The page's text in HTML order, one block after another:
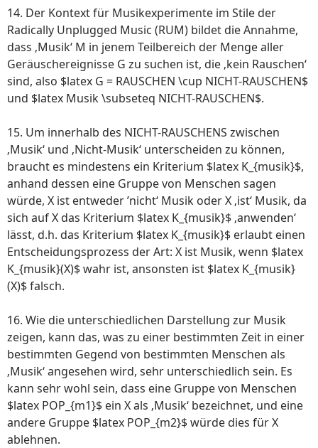
14. Der Kontext für Musikexperimente im Stile der
Radically Unplugged Music (RUM) bildet die Annahme,
dass ‚Musik‘ M in jenem Teilbereich der Menge aller
Geräuschereignisse G zu suchen ist, die ‚kein Rauschen‘
sind, also $latex G = RAUSCHEN \cup NICHT-RAUSCHEN$
und $latex Musik \subseteq NICHT-RAUSCHEN$.
15. Um innerhalb des NICHT-RAUSCHENS zwischen
‚Musik‘ und ‚Nicht-Musik‘ unterscheiden zu können,
braucht es mindestens ein Kriterium $latex K_{musik}$,
anhand dessen eine Gruppe von Menschen sagen
würde, X ist entweder ’nicht‘ Musik oder X ‚ist‘ Musik, da
sich auf X das Kriterium $latex K_{musik}$ ‚anwenden‘
lässt, d.h. das Kriterium $latex K_{musik}$ erlaubt einen
Entscheidungsprozess der Art: X ist Musik, wenn $latex
K_{musik}(X)$ wahr ist, ansonsten ist $latex K_{musik}
(X)$ falsch.
16. Wie die unterschiedlichen Darstellung zur Musik
zeigen, kann das, was zu einer bestimmten Zeit in einer
bestimmten Gegend von bestimmten Menschen als
‚Musik‘ angesehen wird, sehr unterschiedlich sein. Es
kann sehr wohl sein, dass eine Gruppe von Menschen
$latex POP_{m1}$ ein X als ‚Musik‘ bezeichnet, und eine
andere Gruppe $latex POP_{m2}$ würde dies für X
ablehnen.